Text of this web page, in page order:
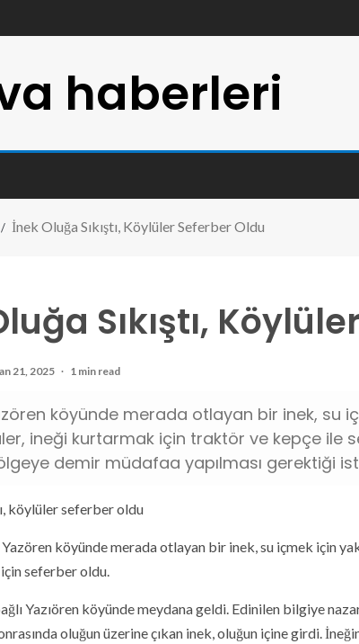
haberleri
İnek Oluğa Sıkıştı, Köylüler Seferber Oldu
Sıkıştı,
21, 2025 1 min read
köyünde merada otlayan bir inek, su
ineği kurtarmak için traktör ve kepçe
demir müdafaa yapılması gerektiği
köylüler seferber oldu
köyünde merada otlayan bir inek, su içmek için
seferber oldu.
Yazıören köyünde meydana geldi. Edinilen bilgiye
oluğun üzerine çıkan inek, oluğun içine girdi.